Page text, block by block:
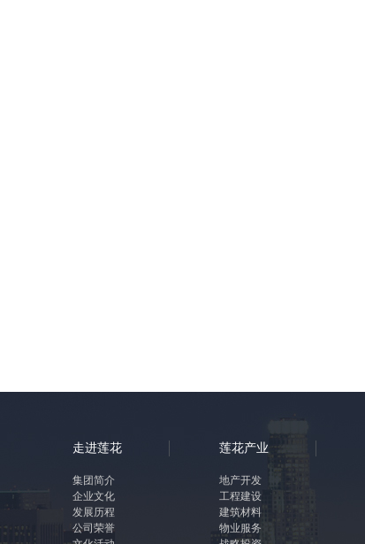
走进莲花
集团简介
企业文化
发展历程
公司荣誉
莲花产业
地产开发
工程建设
建筑材料
物业服务